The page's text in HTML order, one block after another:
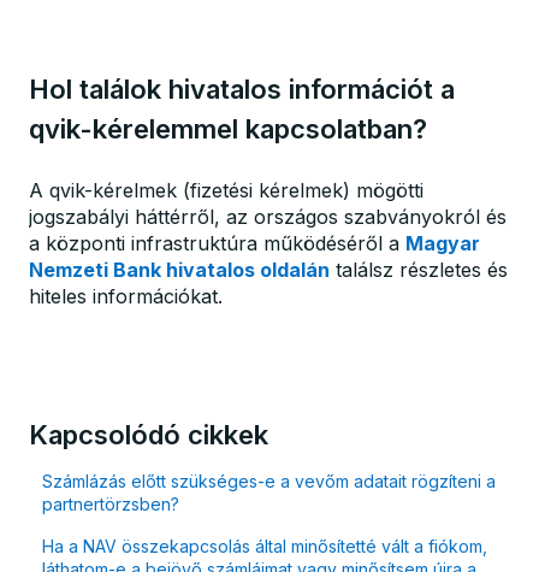
Hol találok hivatalos információt a
qvik-kérelemmel kapcsolatban?
A qvik-kérelmek (fizetési kérelmek) mögötti
jogszabályi háttérről, az országos szabványokról és
a központi infrastruktúra működéséről a Magyar
Nemzeti Bank hivatalos oldalán találsz részletes és
hiteles információkat.
Kapcsolódó cikkek
Számlázás előtt szükséges-e a vevőm adatait rögzíteni a
partnertörzsben?
Ha a NAV összekapcsolás által minősítetté vált a fiókom,